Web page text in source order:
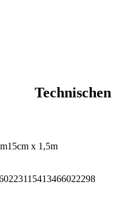
Technischen
15cm x 1,5m
5413466022298